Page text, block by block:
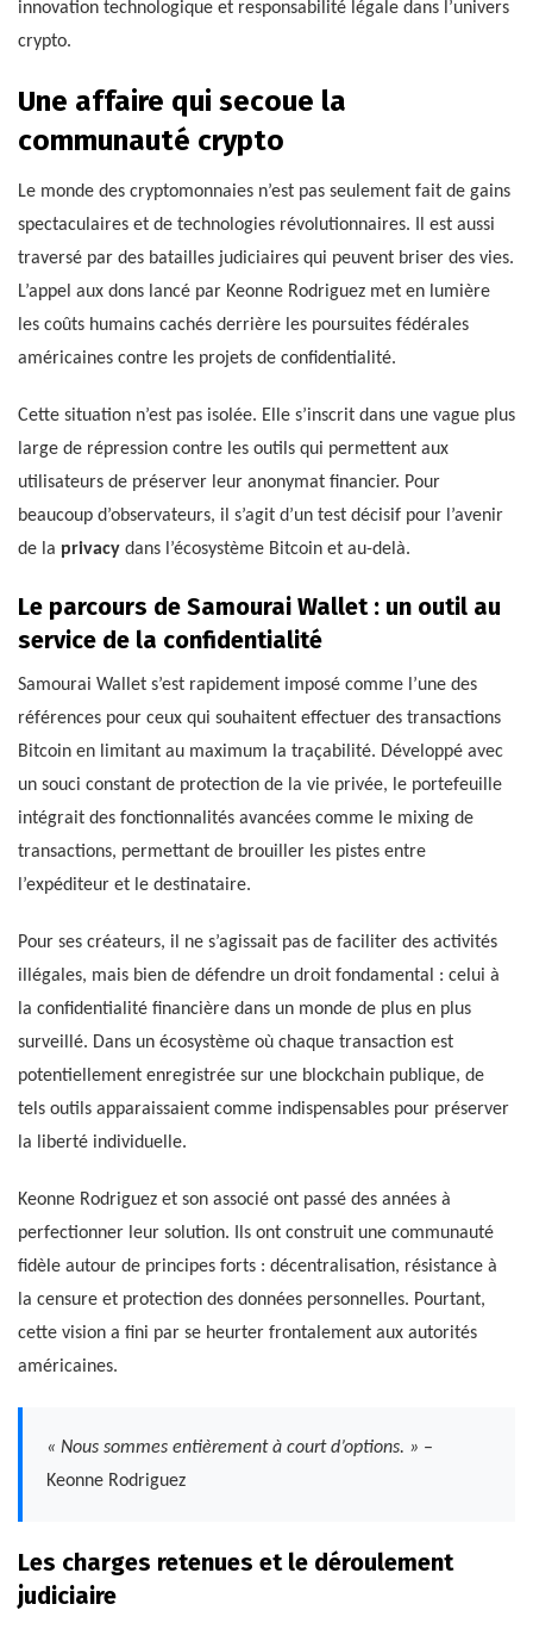
innovation technologique et responsabilité légale dans l’univers
crypto.
Une affaire qui secoue la
communauté crypto
Le monde des cryptomonnaies n’est pas seulement fait de gains
spectaculaires et de technologies révolutionnaires. Il est aussi
traversé par des batailles judiciaires qui peuvent briser des vies.
L’appel aux dons lancé par Keonne Rodriguez met en lumière
les coûts humains cachés derrière les poursuites fédérales
américaines contre les projets de confidentialité.
Cette situation n’est pas isolée. Elle s’inscrit dans une vague plus
large de répression contre les outils qui permettent aux
utilisateurs de préserver leur anonymat financier. Pour
beaucoup d’observateurs, il s’agit d’un test décisif pour l’avenir
de la privacy dans l’écosystème Bitcoin et au-delà.
Le parcours de Samourai Wallet : un outil au
service de la confidentialité
Samourai Wallet s’est rapidement imposé comme l’une des
références pour ceux qui souhaitent effectuer des transactions
Bitcoin en limitant au maximum la traçabilité. Développé avec
un souci constant de protection de la vie privée, le portefeuille
intégrait des fonctionnalités avancées comme le mixing de
transactions, permettant de brouiller les pistes entre
l’expéditeur et le destinataire.
Pour ses créateurs, il ne s’agissait pas de faciliter des activités
illégales, mais bien de défendre un droit fondamental : celui à
la confidentialité financière dans un monde de plus en plus
surveillé. Dans un écosystème où chaque transaction est
potentiellement enregistrée sur une blockchain publique, de
tels outils apparaissaient comme indispensables pour préserver
la liberté individuelle.
Keonne Rodriguez et son associé ont passé des années à
perfectionner leur solution. Ils ont construit une communauté
fidèle autour de principes forts : décentralisation, résistance à
la censure et protection des données personnelles. Pourtant,
cette vision a fini par se heurter frontalement aux autorités
américaines.
« Nous sommes entièrement à court d’options. » –
Keonne Rodriguez
Les charges retenues et le déroulement
judiciaire